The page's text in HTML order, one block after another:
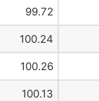
99.72
100.24
100.26
100.13